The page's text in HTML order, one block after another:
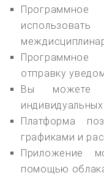
Программное
отправку
Вы можете
Платформа
графиками и
Приложение
помощью